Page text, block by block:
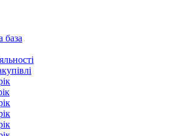
база